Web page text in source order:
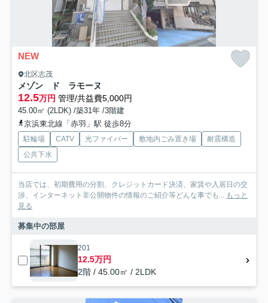
NEW
北区志茂
メゾン ド ラモーヌ
12.5万円 管理/共益費5,000円
45.00㎡ (2LDK) /築31年 /3階建
京浜東北線「赤羽」駅 徒歩8分
駐輪場 CATV 光ファイバー 敷地内ごみ置き場
耐震構造
公共下水
当店では、初期費用の分割、クレジットカード決済、家賃や入居日の交
渉、インターネット非公開物件の情報のご紹介等どんな事でも... もっと
見る
募集中の部屋
201
12.5万円
2階 / 45.00㎡ / 2LDK